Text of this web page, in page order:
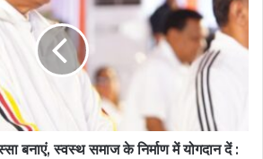
बनाएं, स्वस्थ समाज के निर्माण में योगदान दें :